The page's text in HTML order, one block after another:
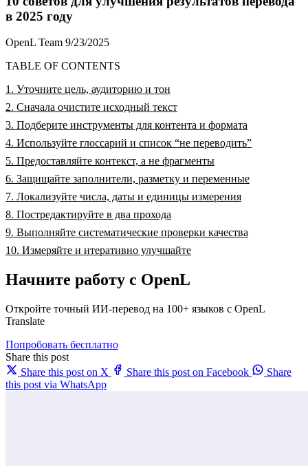
в 2025 году
OpenL Team 9/23/2025
TABLE OF CONTENTS
1. Уточните цель, аудиторию и тон
2. Сначала очистите исходный текст
3. Подберите инструменты для контента и формата
4. Используйте глоссарий и список “не переводить”
5. Предоставляйте контекст, а не фрагменты
6. Защищайте заполнители, разметку и переменные
7. Локализуйте числа, даты и единицы измерения
8. Постредактируйте в два прохода
9. Выполняйте систематические проверки качества
10. Измеряйте и итеративно улучшайте
Начните работу с OpenL
Откройте точный ИИ-перевод на 100+ языков с OpenL
Translate
Попробовать бесплатно
Share this post
Share this post on X
Share this post on Facebook
Share
this post via WhatsApp